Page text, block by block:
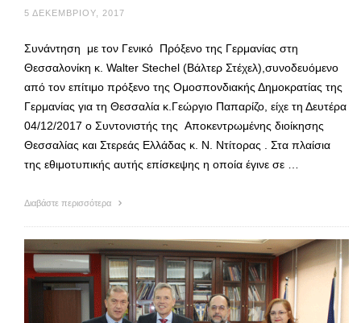
5 ΔΕΚΕΜΒΡΊΟΥ, 2017
Συνάντηση με τον Γενικό Πρόξενο της Γερμανίας στη
Θεσσαλονίκη κ. Walter Stechel (Βάλτερ Στέχελ),συνοδευόμενο
από τον επίτιμο πρόξενο της Ομοσπονδιακής Δημοκρατίας της
Γερμανίας για τη Θεσσαλία κ.Γεώργιο Παπαρίζο, είχε τη Δευτέρα
04/12/2017 ο Συντονιστής της Αποκεντρωμένης διοίκησης
Θεσσαλίας και Στερεάς Ελλάδας κ. Ν. Ντίτορας . Στα πλαίσια
της εθιμοτυπικής αυτής επίσκεψης η οποία έγινε σε …
Διαβάστε περισσότερα